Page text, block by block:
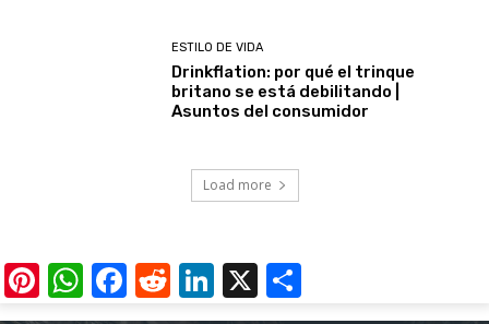
ESTILO DE VIDA
Drinkflation: por qué el trinque
britano se está debilitando |
Asuntos del consumidor
Load more
Pinterest
WhatsApp
Facebook
RedditLinkedIn
X